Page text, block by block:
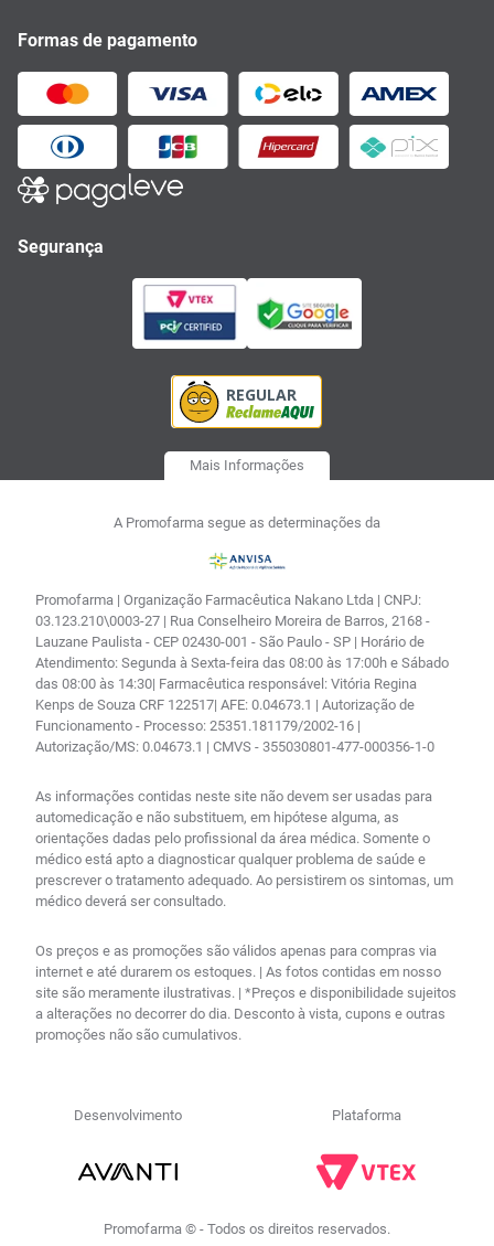
Formas de pagamento
Segurança
Mais Informações
A Promofarma segue as determinações da
Promofarma | Organização Farmacêutica Nakano Ltda | CNPJ:
03.123.210\0003-27 | Rua Conselheiro Moreira de Barros, 2168 -
Lauzane Paulista - CEP 02430-001 - São Paulo - SP | Horário de
Atendimento: Segunda à Sexta-feira das 08:00 às 17:00h e Sábado
das 08:00 às 14:30| Farmacêutica responsável: Vitória Regina
Kenps de Souza CRF 122517| AFE: 0.04673.1 | Autorização de
Funcionamento - Processo: 25351.181179/2002-16 |
Autorização/MS: 0.04673.1 | CMVS - 355030801-477-000356-1-0
As informações contidas neste site não devem ser usadas para
automedicação e não substituem, em hipótese alguma, as
orientações dadas pelo profissional da área médica. Somente o
médico está apto a diagnosticar qualquer problema de saúde e
prescrever o tratamento adequado. Ao persistirem os sintomas, um
médico deverá ser consultado.
Os preços e as promoções são válidos apenas para compras via
internet e até durarem os estoques. | As fotos contidas em nosso
site são meramente ilustrativas. | *Preços e disponibilidade sujeitos
a alterações no decorrer do dia. Desconto à vista, cupons e outras
promoções não são cumulativos.
Desenvolvimento Plataforma
Promofarma © - Todos os direitos reservados.